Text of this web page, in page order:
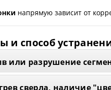
напрямую зависит от
и способ
или разрушение
сверла, наличие